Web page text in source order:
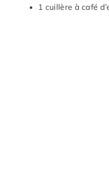
1 cuillère à café